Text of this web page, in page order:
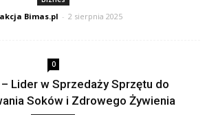
Bimas.pl - 2 sierpnia 2025
0
Lider w Sprzedaży Sprzętu do
Soków i Zdrowego Żywienia